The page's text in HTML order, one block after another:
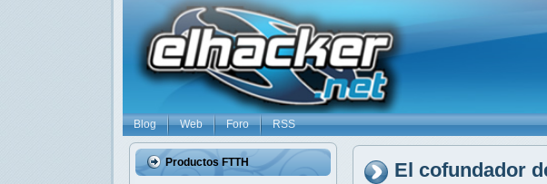
Blog Web Foro RSS
Productos FTTH
El cofundador